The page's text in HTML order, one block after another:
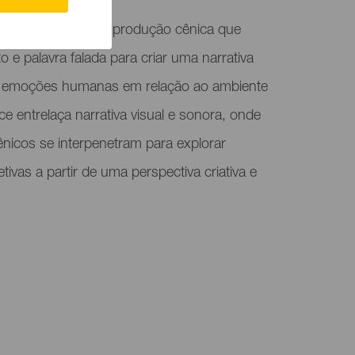
– Cel”, uma produção cênica que
e palavra falada para criar uma narrativa
humanas em relação ao ambiente
entrelaça narrativa visual e sonora, onde
se interpenetram para explorar
a partir de uma perspectiva criativa e